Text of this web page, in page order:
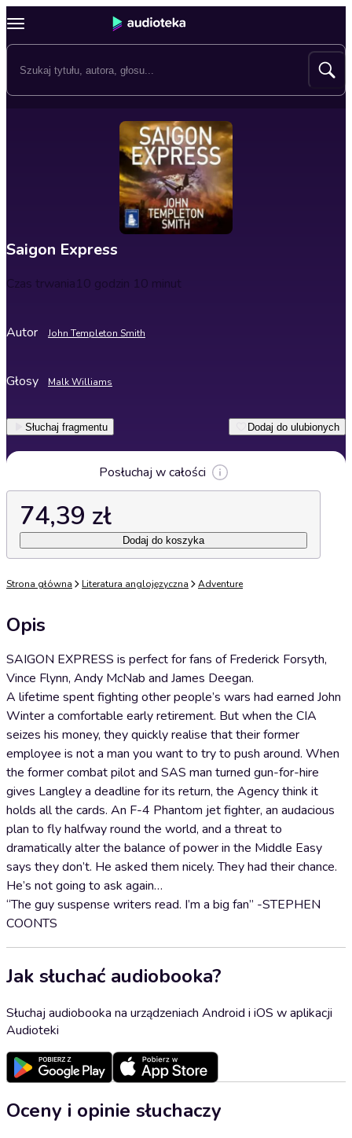
Saigon Express
Czas trwania10 godzin 10 minut
Autor John Templeton Smith
Głosy Malk Williams
Słuchaj fragmentu Dodaj do ulubionych
Posłuchaj w całości
74,39 zł
Dodaj do koszyka
Strona główna Literatura anglojęzyczna Adventure
Opis
SAIGON EXPRESS is perfect for fans of Frederick Forsyth,
Vince Flynn, Andy McNab and James Deegan.
A lifetime spent fighting other people’s wars had earned John
Winter a comfortable early retirement. But when the CIA
seizes his money, they quickly realise that their former
employee is not a man you want to try to push around. When
the former combat pilot and SAS man turned gun-for-hire
gives Langley a deadline for its return, the Agency think it
holds all the cards. An F-4 Phantom jet fighter, an audacious
plan to fly halfway round the world, and a threat to
dramatically alter the balance of power in the Middle Easy
says they don’t. He asked them nicely. They had their chance.
He’s not going to ask again…
“The guy suspense writers read. I’m a big fan” -STEPHEN
COONTS
Jak słuchać audiobooka?
Słuchaj audiobooka na urządzeniach Android i iOS w aplikacji
Audioteki
Oceny i opinie słuchaczy